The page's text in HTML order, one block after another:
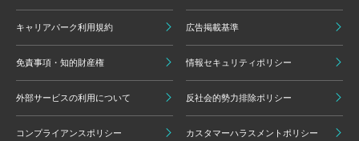
キャリアパーク利用規約 広告掲載基準
免責事項・知的財産権 情報セキュリティポリシー
外部サービスの利用について 反社会的勢力排除ポリシー
コンプライアンスポリシー カスタマーハラスメントポリシー